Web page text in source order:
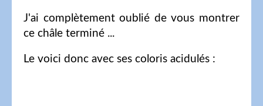
J'ai complètement oublié de vous montrer
ce châle terminé ...
Le voici donc avec ses coloris acidulés :